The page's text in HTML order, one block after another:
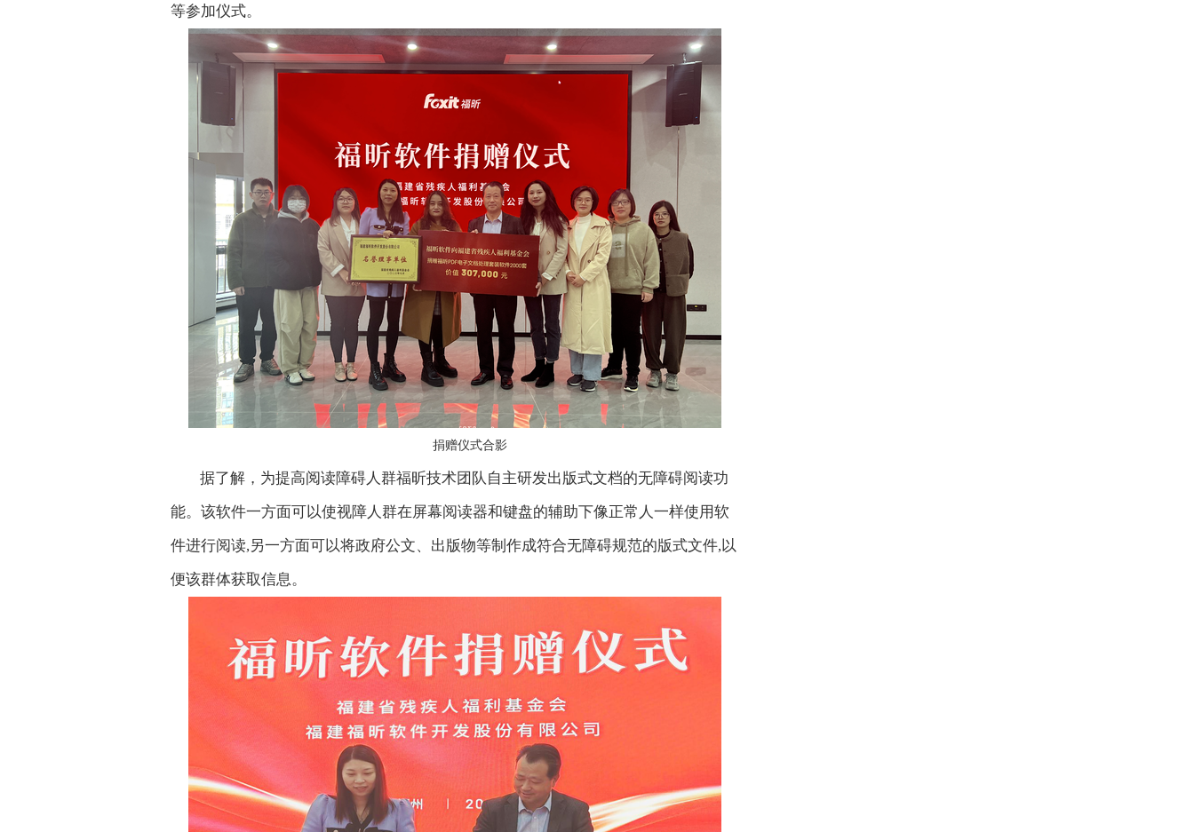
等参加仪式。
捐赠仪式合影
据了解，为提高阅读障碍人群福昕技术团队自主研发出版式文档的无障碍阅读功
能。该软件一方面可以使视障人群在屏幕阅读器和键盘的辅助下像正常人一样使用软
件进行阅读,另一方面可以将政府公文、出版物等制作成符合无障碍规范的版式文件,以
便该群体获取信息。